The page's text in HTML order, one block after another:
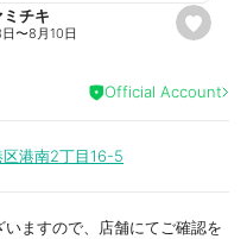
e
s
e
a
チキ
〜8月10日
Official Account
区港南2丁目16-5
ますので、店舗にてご確認を